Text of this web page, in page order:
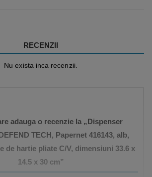
RECENZII
Nu exista inca recenzii.
adauga o recenzie la „Dispenser
TECH, Papernet 416143, alb,
de hartie pliate C/V, dimensiuni 33.6 x
14.5 x 30 cm”